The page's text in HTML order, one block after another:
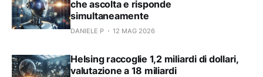
che ascolta e risponde
simultaneamente
DANIELE P 12 MAG 2026
Helsing raccoglie 1,2 miliardi di dollari,
valutazione a 18 miliardi